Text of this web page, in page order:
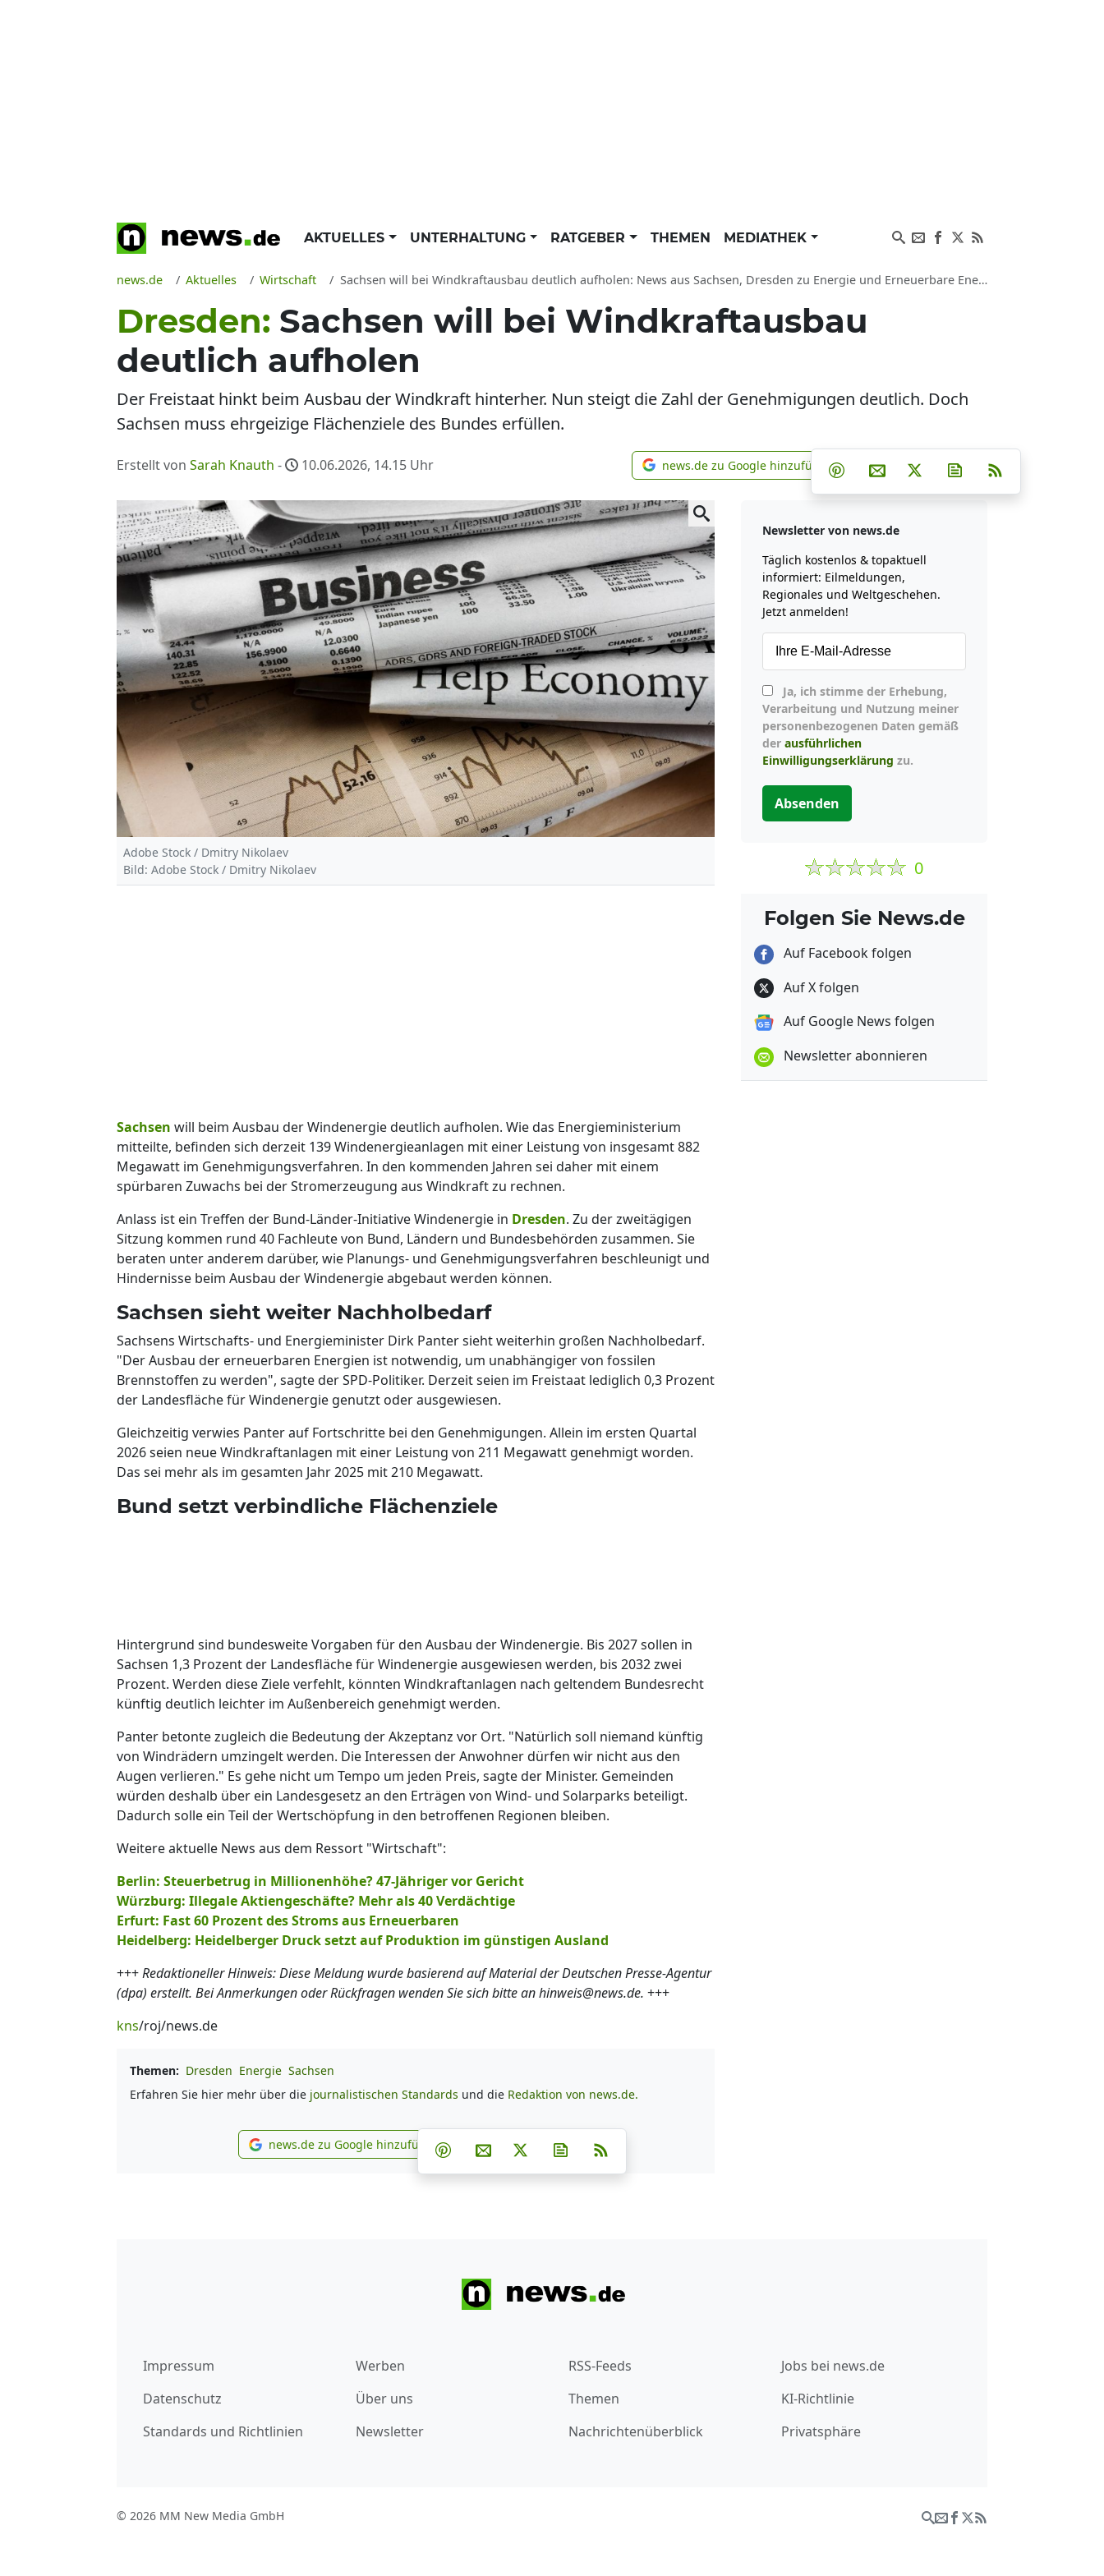
AKTUELLES UNTERHALTUNG RATGEBER THEMEN MEDIATHEK
news.de Aktuelles Wirtschaft Sachsen will bei Windkraftausbau deutlich aufholen: News aus Sachsen, Dresden zu Energie und Erneuerbare Energie (dpa-SN)
Dresden: Sachsen will bei Windkraftausbau
deutlich aufholen
Der Freistaat hinkt beim Ausbau der Windkraft hinterher. Nun steigt die Zahl der Genehmigungen deutlich. Doch
Sachsen muss ehrgeizige Flächenziele des Bundes erfüllen.
Erstellt von Sarah Knauth - 10.06.2026, 14.15 Uhr news.de zu Google hinzufügen
news.de zu Google hinzufügen Teilen auf Facebook
Teilen auf Whatsapp
Teilen auf Telegram
Teilen auf Pinterest
Per E-Mail teilen
Post auf XNewsletter
Adobe Stock / Dmitry Nikolaev
Bild: Adobe Stock / Dmitry Nikolaev
Sachsen will beim Ausbau der Windenergie deutlich aufholen. Wie das Energieministerium
mitteilte, befinden sich derzeit 139 Windenergieanlagen mit einer Leistung von insgesamt 882
Megawatt im Genehmigungsverfahren. In den kommenden Jahren sei daher mit einem
spürbaren Zuwachs bei der Stromerzeugung aus Windkraft zu rechnen.
Anlass ist ein Treffen der Bund-Länder-Initiative Windenergie in Dresden. Zu der zweitägigen
Sitzung kommen rund 40 Fachleute von Bund, Ländern und Bundesbehörden zusammen. Sie
beraten unter anderem darüber, wie Planungs- und Genehmigungsverfahren beschleunigt und
Hindernisse beim Ausbau der Windenergie abgebaut werden können.
Sachsen sieht weiter Nachholbedarf
Sachsens Wirtschafts- und Energieminister Dirk Panter sieht weiterhin großen Nachholbedarf.
"Der Ausbau der erneuerbaren Energien ist notwendig, um unabhängiger von fossilen
Brennstoffen zu werden", sagte der SPD-Politiker. Derzeit seien im Freistaat lediglich 0,3 Prozent
der Landesfläche für Windenergie genutzt oder ausgewiesen.
Gleichzeitig verwies Panter auf Fortschritte bei den Genehmigungen. Allein im ersten Quartal
2026 seien neue Windkraftanlagen mit einer Leistung von 211 Megawatt genehmigt worden.
Das sei mehr als im gesamten Jahr 2025 mit 210 Megawatt.
Bund setzt verbindliche Flächenziele
Hintergrund sind bundesweite Vorgaben für den Ausbau der Windenergie. Bis 2027 sollen in
Sachsen 1,3 Prozent der Landesfläche für Windenergie ausgewiesen werden, bis 2032 zwei
Prozent. Werden diese Ziele verfehlt, könnten Windkraftanlagen nach geltendem Bundesrecht
künftig deutlich leichter im Außenbereich genehmigt werden.
Panter betonte zugleich die Bedeutung der Akzeptanz vor Ort. "Natürlich soll niemand künftig
von Windrädern umzingelt werden. Die Interessen der Anwohner dürfen wir nicht aus den
Augen verlieren." Es gehe nicht um Tempo um jeden Preis, sagte der Minister. Gemeinden
würden deshalb über ein Landesgesetz an den Erträgen von Wind- und Solarparks beteiligt.
Dadurch solle ein Teil der Wertschöpfung in den betroffenen Regionen bleiben.
Weitere aktuelle News aus dem Ressort "Wirtschaft":
Berlin: Steuerbetrug in Millionenhöhe? 47-Jähriger vor Gericht
Würzburg: Illegale Aktiengeschäfte? Mehr als 40 Verdächtige
Erfurt: Fast 60 Prozent des Stroms aus Erneuerbaren
Heidelberg: Heidelberger Druck setzt auf Produktion im günstigen Ausland
+++Redaktioneller Hinweis: Diese Meldung wurde basierend auf Material der Deutschen Presse-Agentur
(dpa) erstellt. Bei Anmerkungen oder Rückfragen wenden Sie sich bitte an hinweis@news.de. +++
kns/roj/news.de
Themen: Dresden Energie Sachsen
Erfahren Sie hier mehr über die journalistischen Standards und die Redaktion von news.de.
news.de zu Google hinzufügen
news.de zu Google hinzufügen Teilen auf Facebook
Teilen auf Whatsapp
Teilen auf Telegram
Teilen auf Pinterest
Per E-Mail teilen
Post auf XNewsletter abonnieren
Newsletter von news.de
Täglich kostenlos & topaktuell
informiert: Eilmeldungen,
Regionales und Weltgeschehen.
Jetzt anmelden!
Verarbeitung und Nutzung meiner
personenbezogenen Daten gemäß
der ausführlichen
Einwilligungserklärung zu.
Absenden
0
Folgen Sie News.de
Auf Facebook folgen
Auf X folgen
Auf Google News folgen
Newsletter abonnieren
Impressum
Datenschutz
Standards und Richtlinien
Werben
Über uns
Newsletter
RSS-Feeds
Themen
Nachrichtenüberblick
Jobs bei news.de
KI-Richtlinie
Privatsphäre
© 2026 MM New Media GmbH